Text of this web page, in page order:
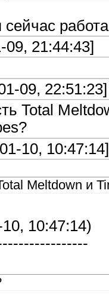
09, 21:44:43]
09, 22:51:23]
Total
10, 10:47:14]
Meltdown и
10:47:14)